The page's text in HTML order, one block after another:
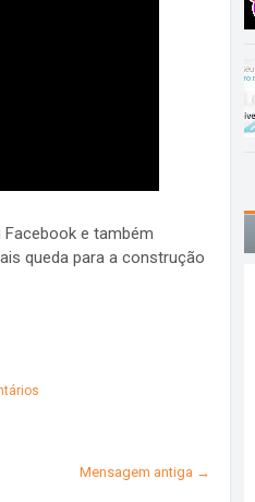
e também
queda para a construção
Mensagem antiga →